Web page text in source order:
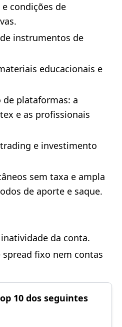
condições de
instrumentos de
educacionais e
plataformas: a
e as profissionais
e investimento
sem taxa e ampla
de aporte e saque.
da conta.
spread fixo nem contas
10 dos seguintes